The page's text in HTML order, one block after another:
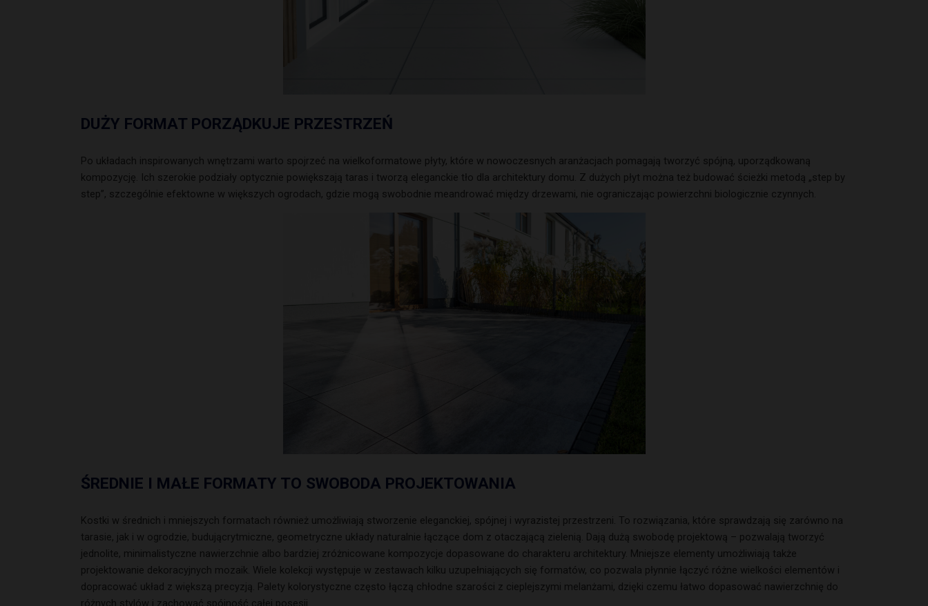
DUŻY FORMAT PORZĄDKUJE PRZESTRZEŃ
Po układach inspirowanych wnętrzami warto spojrzeć na wielkoformatowe płyty, które w nowoczesnych aranżacjach pomagają tworzyć spójną, uporządkowaną
kompozycję. Ich szerokie podziały optycznie powiększają taras i tworzą eleganckie tło dla architektury domu. Z dużych płyt można też budować ścieżki metodą „step by
step”, szczególnie efektowne w większych ogrodach, gdzie mogą swobodnie meandrować między drzewami, nie ograniczając powierzchni biologicznie czynnych.
ŚREDNIE I MAŁE FORMATY TO SWOBODA PROJEKTOWANIA
Kostki w średnich i mniejszych formatach również umożliwiają stworzenie eleganckiej, spójnej i wyrazistej przestrzeni. To rozwiązania, które sprawdzają się zarówno na
tarasie, jak i w ogrodzie, budującrytmiczne, geometryczne układy naturalnie łączące dom z otaczającą zielenią. Dają dużą swobodę projektową – pozwalają tworzyć
jednolite, minimalistyczne nawierzchnie albo bardziej zróżnicowane kompozycje dopasowane do charakteru architektury. Mniejsze elementy umożliwiają także
projektowanie dekoracyjnych mozaik. Wiele kolekcji występuje w zestawach kilku uzupełniających się formatów, co pozwala płynnie łączyć różne wielkości elementów i
dopracować układ z większą precyzją. Palety kolorystyczne często łączą chłodne szarości z cieplejszymi melanżami, dzięki czemu łatwo dopasować nawierzchnię do
różnych stylów i zachować spójność całej posesji.